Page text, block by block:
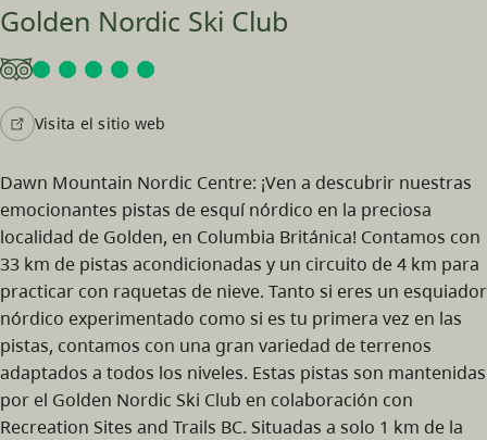
Golden Nordic Ski Club
Visita el sitio web
Dawn Mountain Nordic Centre: ¡Ven a descubrir nuestras
emocionantes pistas de esquí nórdico en la preciosa
localidad de Golden, en Columbia Británica! Contamos con
33 km de pistas acondicionadas y un circuito de 4 km para
practicar con raquetas de nieve. Tanto si eres un esquiador
nórdico experimentado como si es tu primera vez en las
pistas, contamos con una gran variedad de terrenos
adaptados a todos los niveles. Estas pistas son mantenidas
por el Golden Nordic Ski Club en colaboración con
Recreation Sites and Trails BC. Situadas a solo 1 km de la